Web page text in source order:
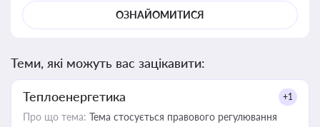
ОЗНАЙОМИТИСЯ
Теми, які можуть вас зацікавити:
Теплоенергетика +1
Про що тема: Тема стосується правового регулювання